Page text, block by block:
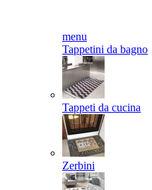
menu
Tappetini da bagno
Tappeti da cucina
Zerbini